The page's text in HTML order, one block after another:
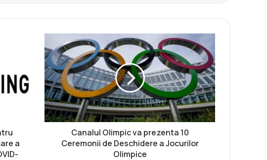
a
a
n
a
l
u
l
O
l
Canalul Olimpic va prezenta 10
Ceremonii de Deschidere a Jocurilor
Olimpice